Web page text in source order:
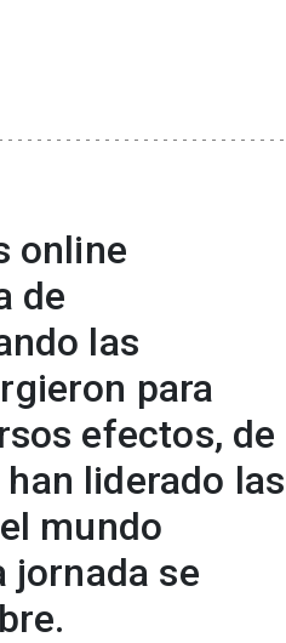
online
de
las
para
efectos, de
liderado las
mundo
jornada se